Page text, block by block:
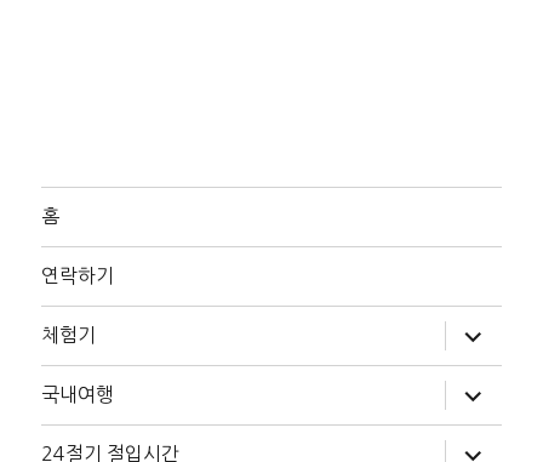
홈
연락하기
체험기
위
메
확
장
국내여행
위
메
24절기 절입시간